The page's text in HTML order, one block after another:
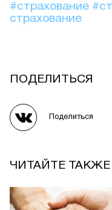
#страхование
страхование
ПОДЕЛИТЬСЯ
Поделиться
ЧИТАЙТЕ ТАКЖЕ